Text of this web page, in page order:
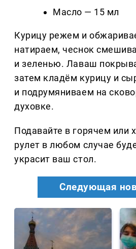
Масло — 15 мл
Курицу режем и
натираем, чеснок
и зеленью. Лаваш
затем кладём курицу и
и подрумяниваем на
духовке.
Подавайте в горячем или
рулет в любом случае
украсит ваш стол.
Следующая